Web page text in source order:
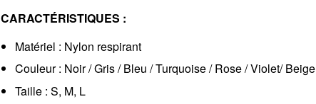
CARACTÉRISTIQUES :
Matériel : Nylon respirant
Couleur : Noir / Gris / Bleu / Turquoise / Rose / Violet/ Beige
Taille : S, M, L